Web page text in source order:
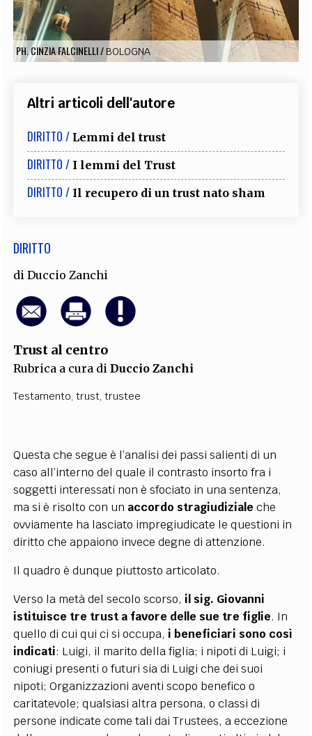
EXTRA
CODICI RUBRICHE LIBRI PROCEEDINGS PUBBLICITÀ CONTATTI
PH. CINZIA FALCINELLI/ BOLOGNA
Altri articoli dell'autore
DIRITTO / Lemmi del trust
DIRITTO / I lemmi del Trust
DIRITTO / Il recupero di un trust nato sham
DIRITTO
diDuccio Zanchi
Trust al centro
Rubrica a cura diDuccio Zanchi
Testamento,trust,trustee
Questa che segue è l’analisi dei passi salienti di un
caso all’interno del quale il contrasto insorto fra i
soggetti interessati non è sfociato in una sentenza,
ma si è risolto con un accordo stragiudiziale che
ovviamente ha lasciato impregiudicate le questioni in
diritto che appaiono invece degne di attenzione.
Il quadro è dunque piuttosto articolato.
Verso la metà del secolo scorso, il sig. Giovanni
istituisce tre trust a favore delle sue tre figlie. In
quello di cui qui ci si occupa, i beneficiari sono così
indicati: Luigi, il marito della figlia; i nipoti di Luigi; i
coniugi presenti o futuri sia di Luigi che dei suoi
nipoti; Organizzazioni aventi scopo benefico o
caritatevole; qualsiasi altra persona, o classi di
persone indicate come tali dai Trustees, a eccezione